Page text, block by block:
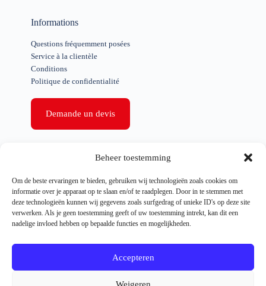
Beheer toestemming
Om de beste ervaringen te bieden, gebruiken wij technologieën zoals cookies om
informatie over je apparaat op te slaan en/of te raadplegen. Door in te stemmen met
deze technologieën kunnen wij gegevens zoals surfgedrag of unieke ID's op deze site
verwerken. Als je geen toestemming geeft of uw toestemming intrekt, kan dit een
nadelige invloed hebben op bepaalde functies en mogelijkheden.
Accepteren
Weigeren
Informations
Questions fréquemment posées
Service à la clientèle
Conditions
Politique de confidentialité
Demande un devis
Apurement des affaires
Effacement après le décès
Autorisation spéciale
Expulsion d'urgence